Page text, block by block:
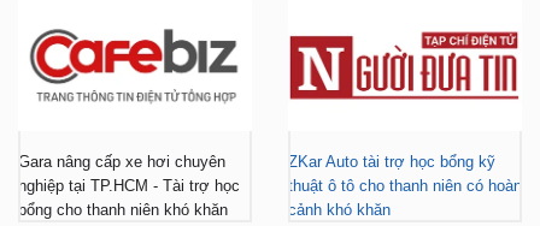
Gara nâng cấp xe hơi chuyên
nghiệp tại TP.HCM - Tài trợ học
bổng cho thanh niên khó khăn
ZKar Auto tài trợ học bổng kỹ
thuật ô tô cho thanh niên có hoàn
cảnh khó khăn